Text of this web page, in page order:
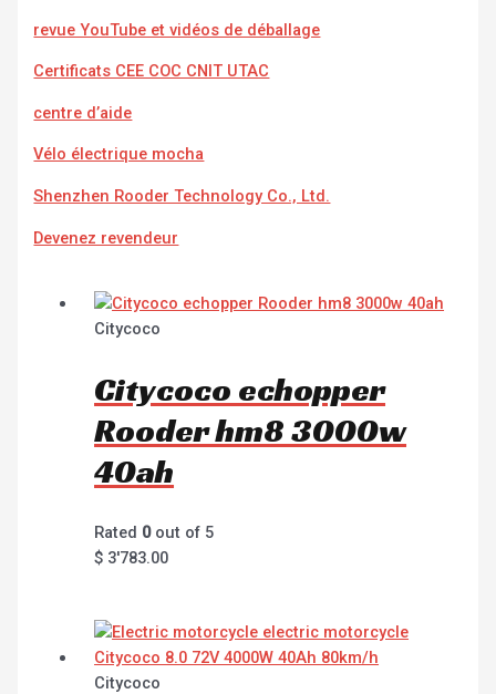
revue YouTube et vidéos de déballage
Certificats CEE COC CNIT UTAC
centre d’aide
Vélo électrique mocha
Shenzhen Rooder Technology Co., Ltd.
Devenez revendeur
Citycoco
Citycoco echopper
Rooder hm8 3000w
40ah
Rated 0out of 5
$ 3'783.00
Citycoco